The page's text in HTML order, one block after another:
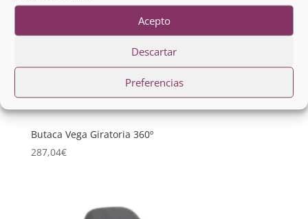
Acepto
Descartar
Preferencias
Butaca Vega Giratoria 360º
287,04€